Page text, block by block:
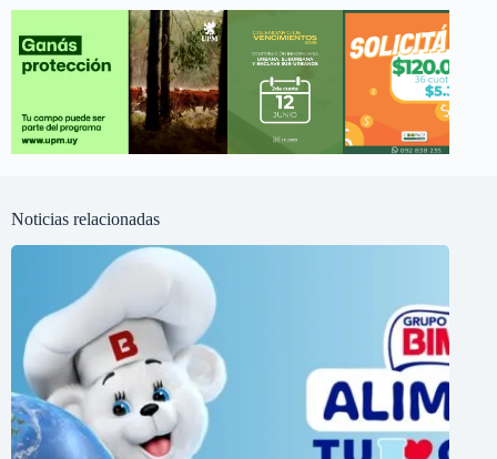
Noticias relacionadas